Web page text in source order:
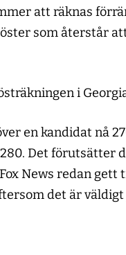
att räknas
som återstår
i
en kandidat nå
Det förutsätter
News redan
det är